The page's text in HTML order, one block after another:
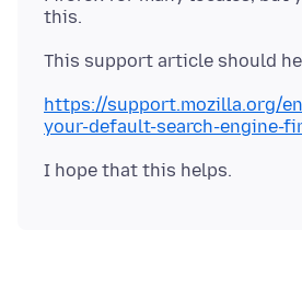
https://support.mozilla.org/
your-default-search-engine-